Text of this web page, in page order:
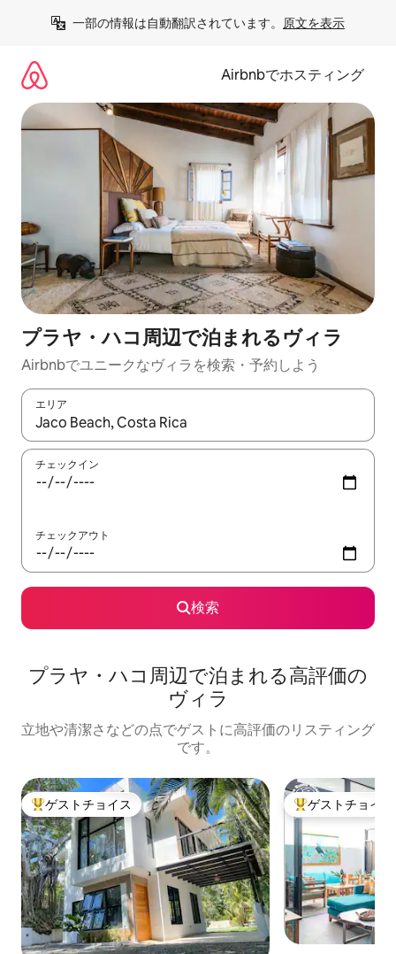
一部の情報は自動翻訳されています。 原文を表示
Airbnbでホスティング
プラヤ・ハコ周辺で泊まれるヴィラ
Airbnbでユニークなヴィラを検索・予約しよう
エリア
検索結果が表示されたら、上下の矢印キーを使って移動するか
チェックイン
チェックアウト
検索
プラヤ・ハコ周⁠辺⁠で泊⁠ま⁠れ⁠る高⁠評⁠価⁠の
ヴ⁠ィ⁠ラ
立地や清潔さなどの点でゲストに高評価のリスティング
です。
大好評のゲストチョイスです。
ゲストチョイス 大好評のゲスト
ゲストチョイス